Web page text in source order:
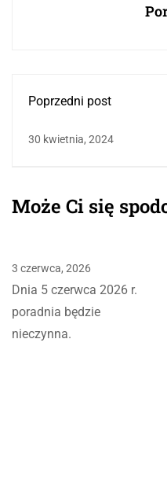
Poprzedni post
30 kwietnia, 2024
Może Ci się
3 czerwca, 2026
Dnia 5 czerwca 2026 r.
poradnia będzie
nieczynna.